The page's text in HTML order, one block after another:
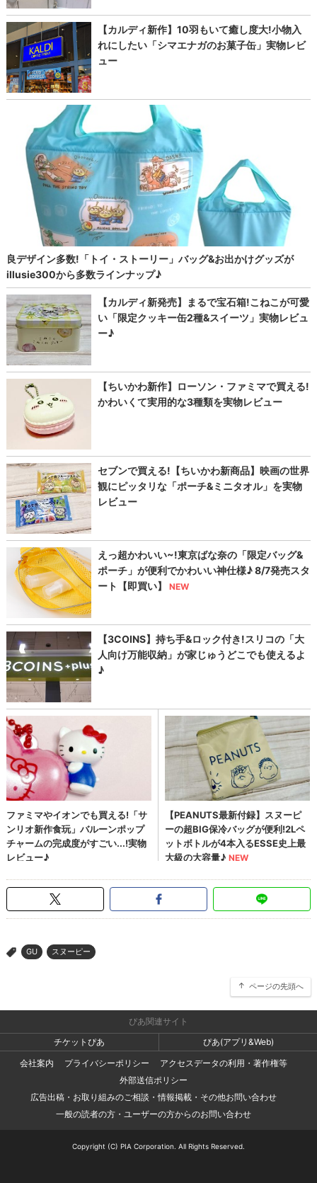
> GU スヌーピー
ページの先頭へ
ぴあ関連サイト
チケットぴあ
ぴあ(アプリ&Web)
会社案内
プライバシーポリシー
アクセスデータの利用・著作権等
外部送信ポリシー
広告出稿・お取り組みのご相談・情報掲載・その他お問い合わせ
一般の読者の方・ユーザーの方からのお問い合わせ
Copyright (C) PIA Corporation. All Rights Reserved.